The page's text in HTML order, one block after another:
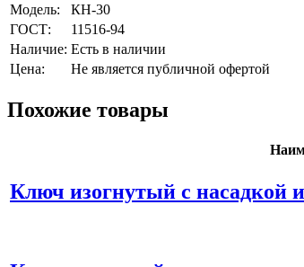
Модель:
КН-30
ГОСТ:
11516-94
Наличие: Есть в наличии
Цена:
Не является публичной офертой
Похожие товары
Ключ изогнутый с насадкой